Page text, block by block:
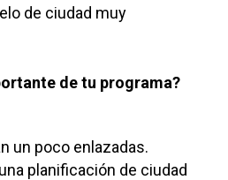
de ciudad muy
de tu programa?
un poco enlazadas.
planificación de ciudad